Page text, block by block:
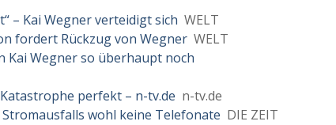
– Kai Wegner verteidigt sich WELT
fordert Rückzug von Wegner WELT
Kai Wegner so überhaupt noch
perfekt – n-tv.de n-tv.de
wohl keine Telefonate DIE ZEIT